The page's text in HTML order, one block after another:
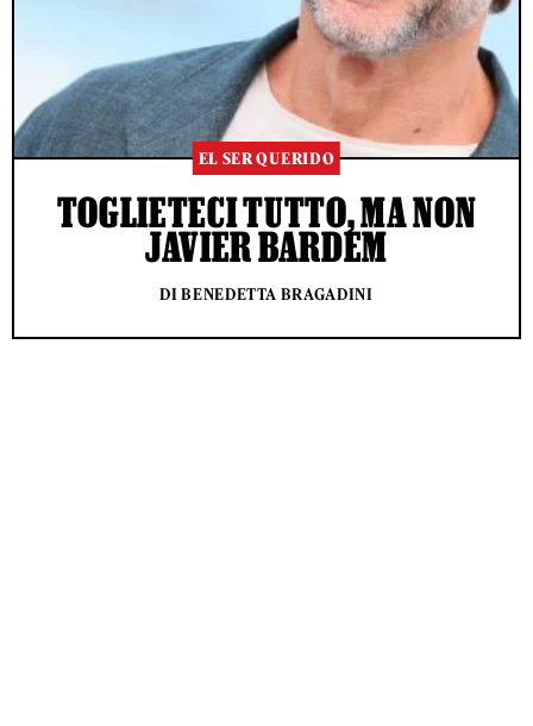
EL SER QUERIDO
TOGLIETECI TUTTO, MA NON
JAVIER BARDEM
DI BENEDETTA BRAGADINI